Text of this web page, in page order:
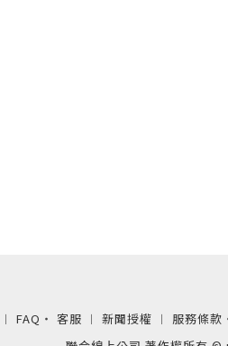
︱ FAQ ‧ 客服 ︱ 新聞授權 ︱ 服務條款